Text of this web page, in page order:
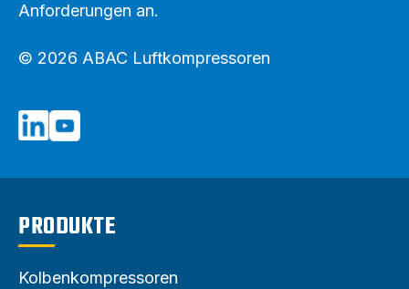
Anforderungen an.
© 2026 ABAC Luftkompressoren
PRODUKTE
Kolbenkompressoren